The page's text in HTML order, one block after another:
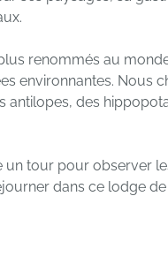
renommés au
environnantes. Nous
antilopes, des
tour pour observer
dans ce lodge